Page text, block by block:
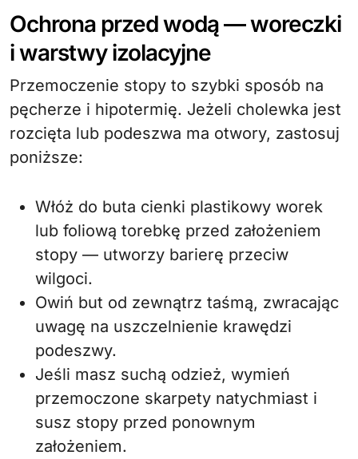
Ochrona przed wodą — woreczki
i warstwy izolacyjne
Przemoczenie stopy to szybki sposób na
pęcherze i hipotermię. Jeżeli cholewka jest
rozcięta lub podeszwa ma otwory, zastosuj
poniższe:
Włóż do buta cienki plastikowy worek
lub foliową torebkę przed założeniem
stopy — utworzy barierę przeciw
wilgoci.
Owiń but od zewnątrz taśmą, zwracając
uwagę na uszczelnienie krawędzi
podeszwy.
Jeśli masz suchą odzież, wymień
przemoczone skarpety natychmiast i
susz stopy przed ponownym
założeniem.